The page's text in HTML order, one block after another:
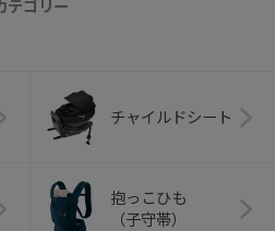
テゴリー
チャイルドシート
抱っこひも
（子守帯）